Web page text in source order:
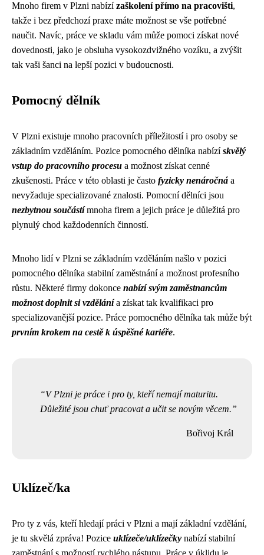
Mnoho firem v Plzni nabízízaškolení přímo na pracovišti,
takže i bez předchozí praxe máte možnost se vše potřebné
naučit. Navíc, práce ve skladu vám může pomoci získat nové
dovednosti, jako je obsluha vysokozdvižného vozíku, a zvýšit
tak vaši šanci na lepší pozici v budoucnosti.
Pomocný dělník
V Plzni existuje mnoho pracovních příležitostí i pro osoby se
základním vzděláním. Pozice pomocného dělníka nabízískvělý
vstup do pracovního procesu a možnost získat cenné
zkušenosti. Práce v této oblasti je často fyzicky nenáročná a
nevyžaduje specializované znalosti. Pomocní dělníci jsou
nezbytnou součástímnoha firem a jejich práce je důležitá pro
plynulý chod každodenních činností.
Mnoho lidí v Plzni se základním vzděláním našlo v pozici
pomocného dělníka stabilní zaměstnání a možnost profesního
růstu. Některé firmy dokonce nabízí svým zaměstnancům
možnost doplnit si vzdělánía získat tak kvalifikaci pro
specializovanější pozice. Práce pomocného dělníka tak může být
prvním krokem na cestě k úspěšné kariéře.
V Plzni je práce i pro ty, kteří nemají maturitu.
Důležité jsou chuť pracovat a učit se novým věcem.
Bořivoj Král
Uklízeč/ka
Pro ty z vás, kteří hledají práci v Plzni a mají základní vzdělání,
je tu skvělá zpráva! Pozice uklízeče/uklízečky nabízí stabilní
zaměstnání s možností rychlého nástupu. Práce v úklidu je